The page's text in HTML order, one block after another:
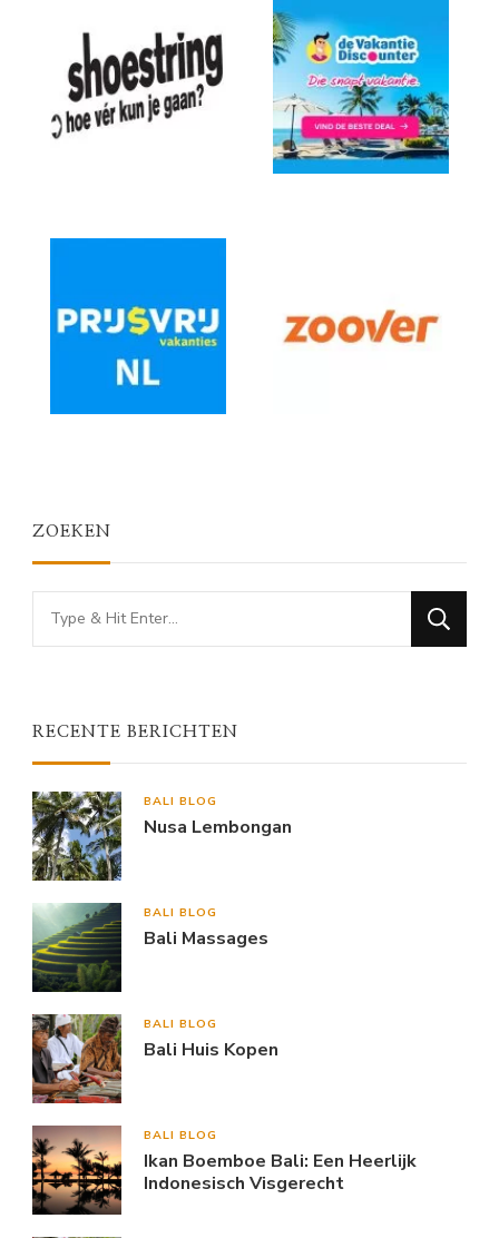
ZOEKEN
Looking
for
RECENTE BERICHTEN
BALI BLOG
Nusa Lembongan
BALI BLOG
Bali Massages
BALI BLOG
Bali Huis Kopen
BALI BLOG
Ikan Boemboe Bali: Een Heerlijk
Indonesisch Visgerecht